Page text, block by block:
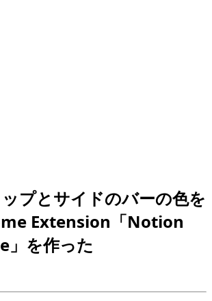
プとサイドのバーの色を
Extension「Notion
」を作った